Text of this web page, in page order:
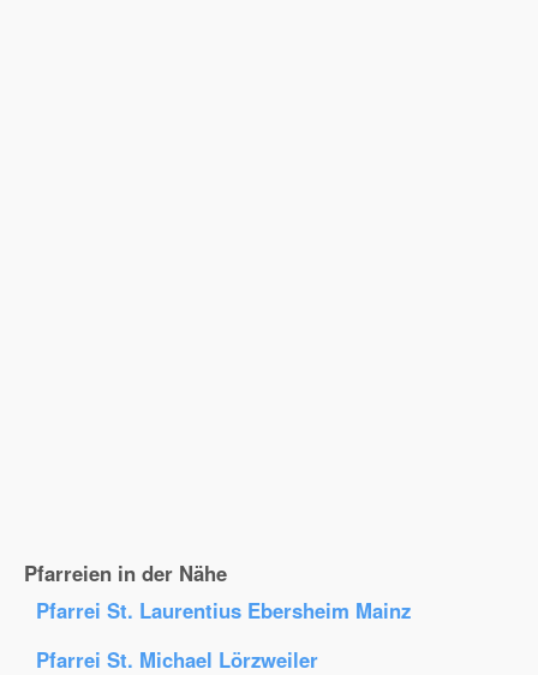
Pfarreien in der Nähe
Pfarrei St. Laurentius Ebersheim Mainz
Pfarrei St. Michael Lörzweiler